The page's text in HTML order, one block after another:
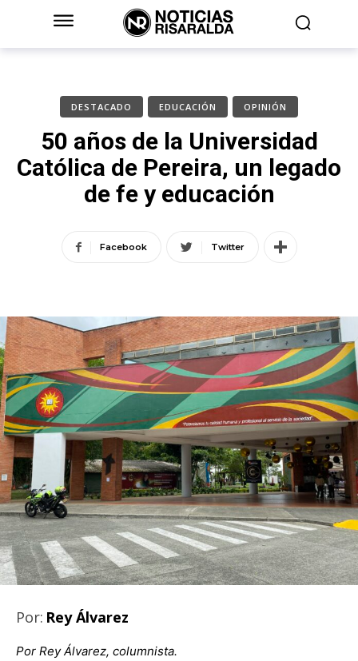
DESTACADO EDUCACIÓN OPINIÓN
50 años de la Universidad
Católica de Pereira, un legado
de fe y educación
Facebook Twitter
Por: Rey Álvarez
Por Rey Álvarez, columnista.